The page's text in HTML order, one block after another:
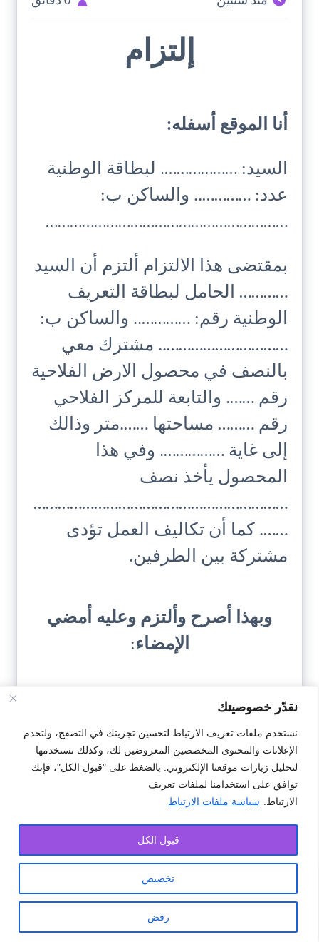
نقدّر خصوصيتك
نستخدم ملفات تعريف الارتباط لتحسين تجربتك في التصفح، ولتخدم
الإعلانات والمحتوى المخصصين المعروضين لك، وكذلك نستخدمها
لتحليل زيارات موقعنا الإلكتروني. بالضغط على "قبول الكل"، فإنك
توافق على استخدامنا لملفات تعريف
الارتباط.
سياسة ملفات الارتباط
تخصيص
رفض
قبول الكل
إلتزام
أنا الموقع أسفله:
السيد: ………………. لبطاقة الوطنية
عدد: ………….. والساكن ب:
……………………………………………………
بمقتضى هذا الالتزام ألتزم أن السيد
………… الحامل لبطاقة التعريف
الوطنية رقم: ………….. والساكن ب:
………………………….. مشترك معي
بالنصف في محصول الارض الفلاحية
رقم ……. والتابعة للمركز الفلاحي
رقم ……… مساحتها …….متر وذالك
إلى غاية ……………. وفي هذا
المحصول يأخذ نصف
………………………………………………………
……. كما أن تكاليف العمل تؤدى
مشتركة بين الطرفين.
وبهذا أصرح وألتزم وعليه أمضي
الإمضاء:
تحميل النمودج
#التزام #شراكة #محصول فلاحي
جميع الحقوق محفوظة © ملحقة 2025.